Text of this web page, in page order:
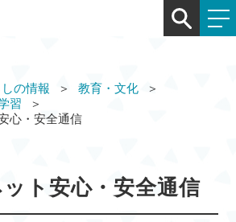
しの情報
教育・文化
習
安心・安全通信
ト安心・安全通信